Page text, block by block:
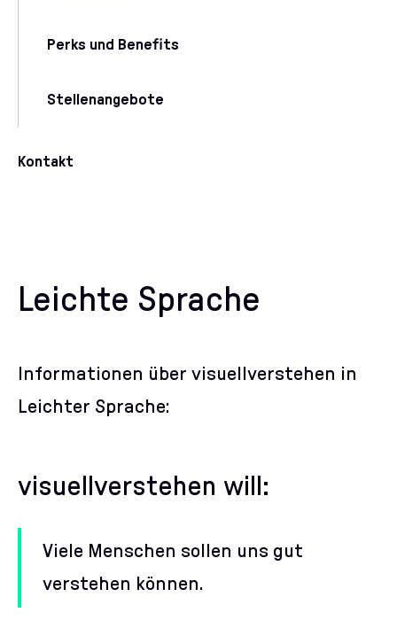
Perks und Benefits
Stellenangebote
Kontakt
Leichte Sprache
Informationen über visuellverstehen in
Leichter Sprache:
visuellverstehen will:
Viele Menschen sollen uns gut
verstehen können.